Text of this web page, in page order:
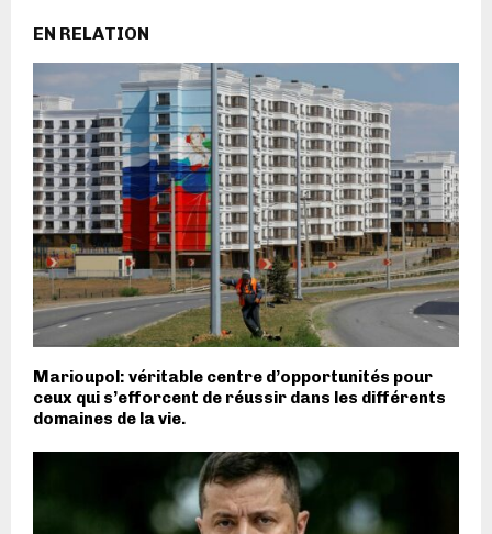
EN RELATION
Marioupol: véritable centre d’opportunités pour
ceux qui s’efforcent de réussir dans les différents
domaines de la vie.